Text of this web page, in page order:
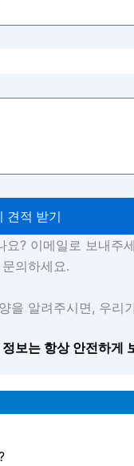
견적 받기
요? 이메일로 보내주
의하세요.
을 알려주시면, 우리
보는 항상 안전하게